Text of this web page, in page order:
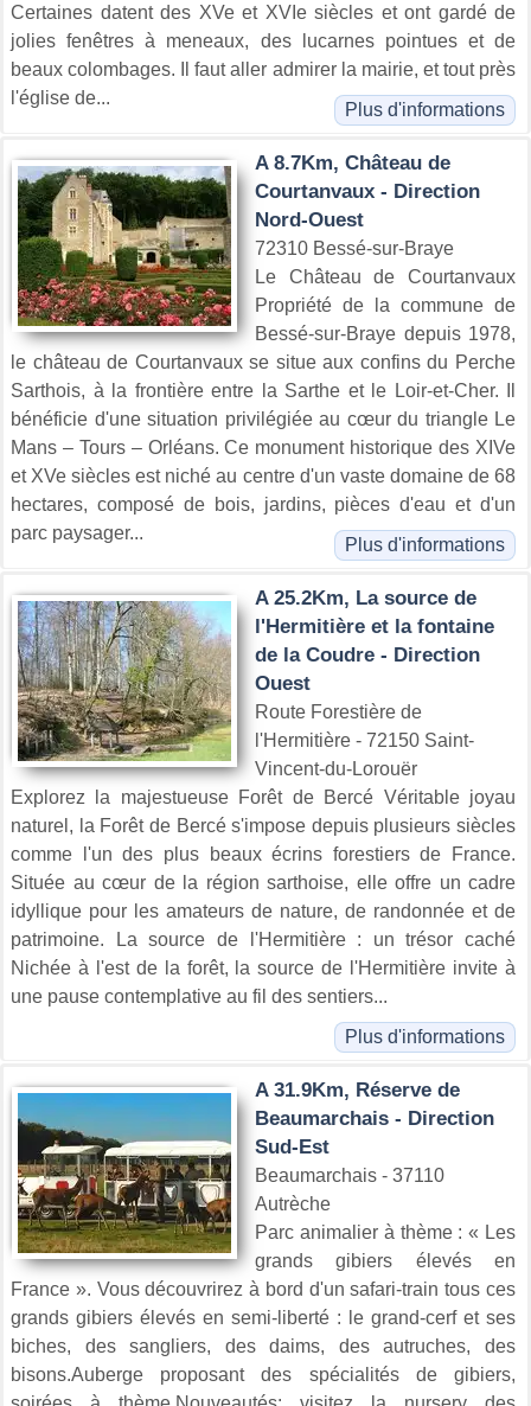
Certaines datent des XVe et XVIe siècles et ont gardé de
jolies fenêtres à meneaux, des lucarnes pointues et de
beaux colombages. Il faut aller admirer la mairie, et tout près
l'église de...
Plus d'informations
A 8.7Km, Château de
Courtanvaux - Direction
Nord-Ouest
72310 Bessé-sur-Braye
Le Château de Courtanvaux
Propriété de la commune de
Bessé-sur-Braye depuis 1978,
le château de Courtanvaux se situe aux confins du Perche
Sarthois, à la frontière entre la Sarthe et le Loir-et-Cher. Il
bénéficie d'une situation privilégiée au cœur du triangle Le
Mans – Tours – Orléans. Ce monument historique des XIVe
et XVe siècles est niché au centre d'un vaste domaine de 68
hectares, composé de bois, jardins, pièces d'eau et d'un
parc paysager...
Plus d'informations
A 25.2Km, La source de
l'Hermitière et la fontaine
de la Coudre - Direction
Ouest
Route Forestière de
l'Hermitière - 72150 Saint-
Vincent-du-Lorouër
Explorez la majestueuse Forêt de Bercé Véritable joyau
naturel, la Forêt de Bercé s'impose depuis plusieurs siècles
comme l'un des plus beaux écrins forestiers de France.
Située au cœur de la région sarthoise, elle offre un cadre
idyllique pour les amateurs de nature, de randonnée et de
patrimoine. La source de l'Hermitière : un trésor caché
Nichée à l'est de la forêt, la source de l'Hermitière invite à
une pause contemplative au fil des sentiers...
Plus d'informations
A 31.9Km, Réserve de
Beaumarchais - Direction
Sud-Est
Beaumarchais - 37110
Autrèche
Parc animalier à thème : « Les
grands gibiers élevés en
France ». Vous découvrirez à bord d'un safari-train tous ces
grands gibiers élevés en semi-liberté : le grand-cerf et ses
biches, des sangliers, des daims, des autruches, des
bisons.Auberge proposant des spécialités de gibiers,